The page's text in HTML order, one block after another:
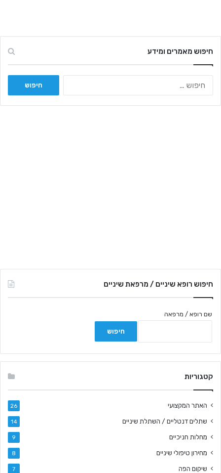
חיפוש מאמרים ומידע
חיפוש רופא שיניים / מרפאת שיניים
שם רופא / מרפאה
קטגוריות
האתר המקצועי 26
שתלים דנטליים / השתלת שיניים 14
מחלות חניכיים 9
מחירון טיפולי שיניים 8
שיקום הפה 7